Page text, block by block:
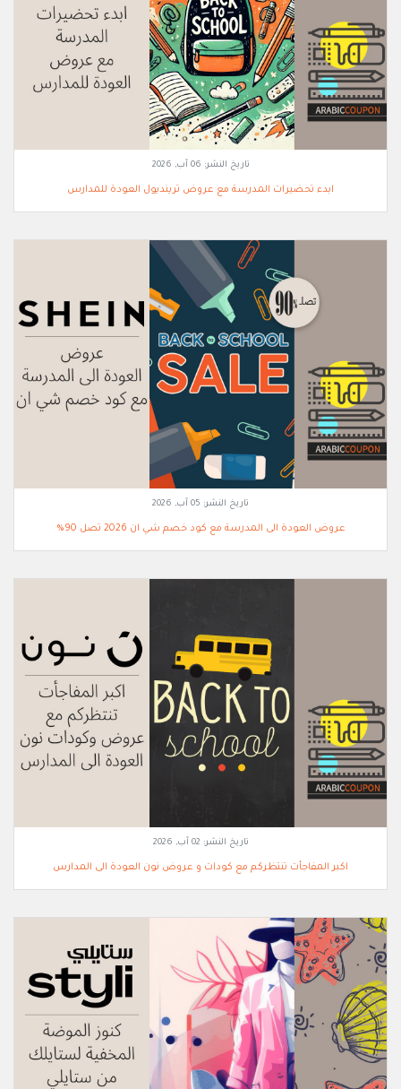
تاريخ النشر: 06 آب, 2026
ابدء تحضيرات المدرسة مع عروض ترينديول العودة للمدارس
تاريخ النشر: 05 آب, 2026
عروض العودة الى المدرسة مع كود خصم شي ان 2026 تصل 90%
تاريخ النشر: 02 آب, 2026
اكبر المفاجأت تنتظركم مع كودات و عروض نون العودة الى المدارس